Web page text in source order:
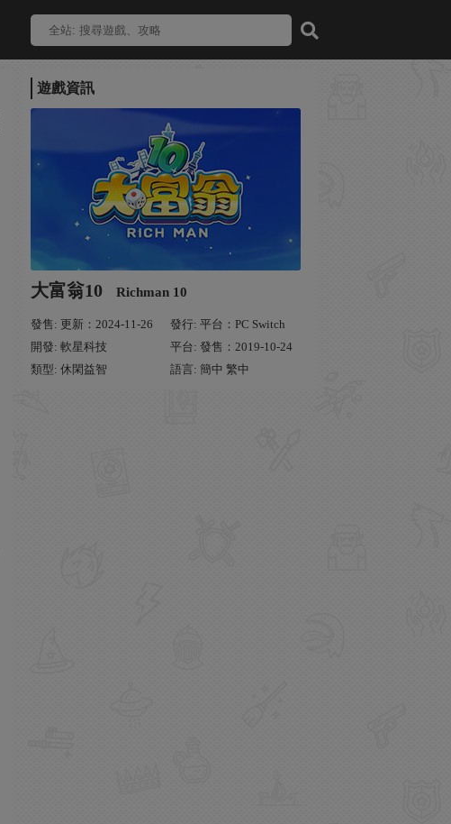
遊戲資訊
大富翁10 Richman 10
發售: 更新：2024-11-26
發行: 平台：PC Switch
開發: 軟星科技
平台: 發售：2019-10-24
類型: 休閑益智
語言: 簡中 繁中